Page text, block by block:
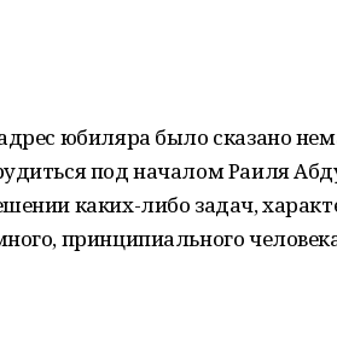
юбиляра было сказано
под началом Раиля
каких-либо задач,
принципиального